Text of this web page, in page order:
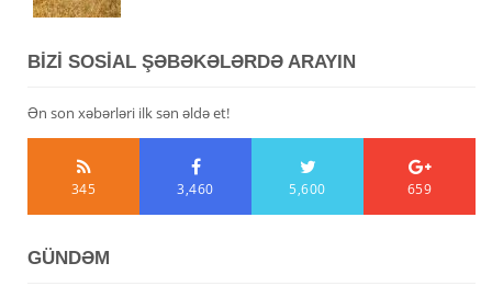
BİZİ SOSİAL ŞƏBƏKƏLƏRDƏ ARAYIN
Ən son xəbərləri ilk sən əldə et!
345 3,460 5,600 659
GÜNDƏM